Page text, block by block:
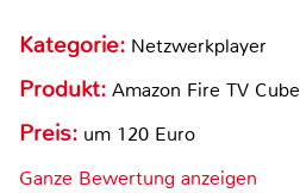
Kategorie: Netzwerkplayer
Produkt: Amazon Fire TV Cube
Preis: um 120 Euro
Ganze Bewertung anzeigen